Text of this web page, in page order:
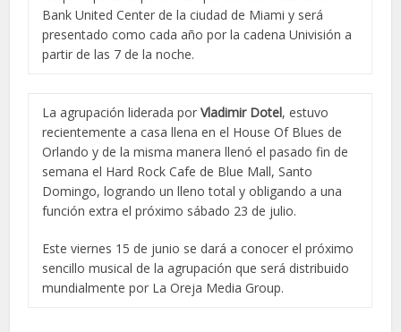
Bank United Center de la ciudad de Miami y será
presentado como cada año por la cadena Univisión a
partir de las 7 de la noche.
La agrupación liderada porVladimir Dotel, estuvo
recientemente a casa llena en el House Of Blues de
Orlando y de la misma manera llenó el pasado fin de
semana el Hard Rock Cafe de Blue Mall, Santo
Domingo, logrando un lleno total y obligando a una
función extra el próximo sábado 23 de julio.
Este viernes 15 de junio se dará a conocer el próximo
sencillo musical de la agrupación que será distribuido
mundialmente por La Oreja Media Group.